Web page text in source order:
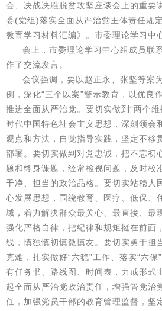
会、决战决胜脱贫攻坚座谈会上的重要
委(党组)落实全面从严治党主体责任规
教育学习材料汇编》。市委理论学习中
会上，市委理论学习中心组成员联
作了交流发言。
会议强调，要以赵正永、张坚等案
例，深化“三个以案”警示教育，以优良
推进全面从严治党。要切实做到“两个
时代中国特色社会主义思想，深刻领会
观点和方法，自觉指导实践，坚定不移
部署。要切实做到对党忠诚，把不忘初
题和终身课题，经常检视问题，及时校
干净、担当的政治品格。要切实站稳人
心发展思想，围绕教育、医疗、低保、
域，着力解决群众最关心、最直接、最
强化严格自律，把纪律和规矩挺在前面
线，慎独慎初慎微慎友。要切实勇于担
克难，扎实做好“六稳”工作、落实“六
有任务书、路线图、时间表，力戒形式
起全面从严治党政治责任，增强管党治
任，加强党员干部的教育管理监督，坚